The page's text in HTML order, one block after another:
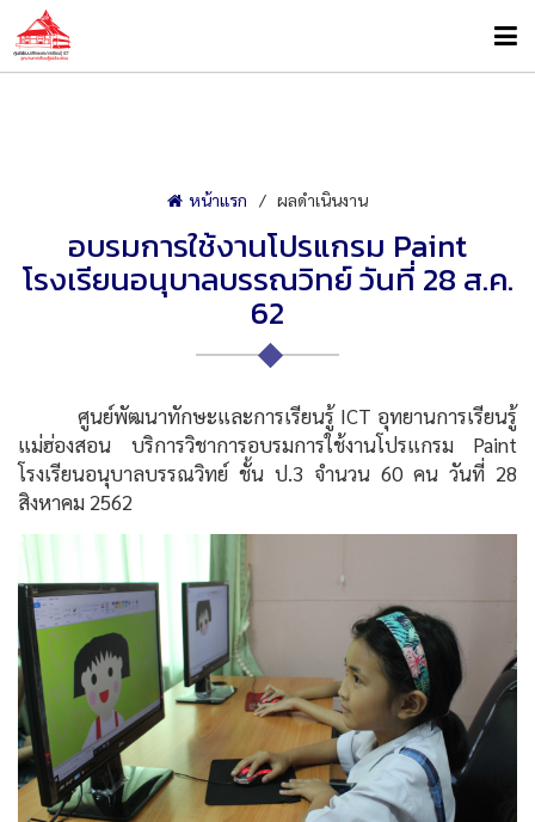
หน้าแรก ผลดำเนินงาน
อบรมการใช้งานโปรแกรม Paint
โรงเรียนอนุบาลบรรณวิทย์ วันที่ 28 ส.ค.
62
ศูนย์พัฒนาทักษะและการเรียนรู้ ICT อุทยานการเรียนรู้
แม่ฮ่องสอน บริการวิชาการอบรมการใช้งานโปรแกรม Paint
โรงเรียนอนุบาลบรรณวิทย์ ชั้น ป.3 จำนวน 60 คน วันที่ 28
สิงหาคม 2562